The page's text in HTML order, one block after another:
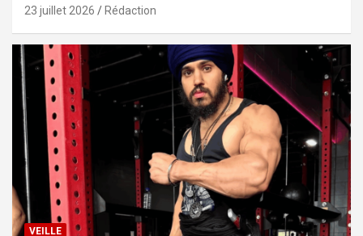
23 juillet 2026 Rédaction
VEILLE